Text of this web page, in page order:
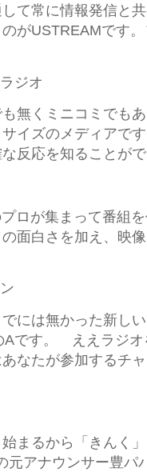
て常に情報発信と
がUSTREAMです
ジオ
無くミニコミでも
イズのメディアで
反応を知ることが
ロが集まって番組
面白さを加え、映
には無かった新し
す。 ええラジオ
なたが参加するチ
まるから「きんく
元アナウンサー豊パ